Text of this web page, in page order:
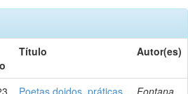
Título Autor(es)
Poetas doidos, práticas
Fontana,